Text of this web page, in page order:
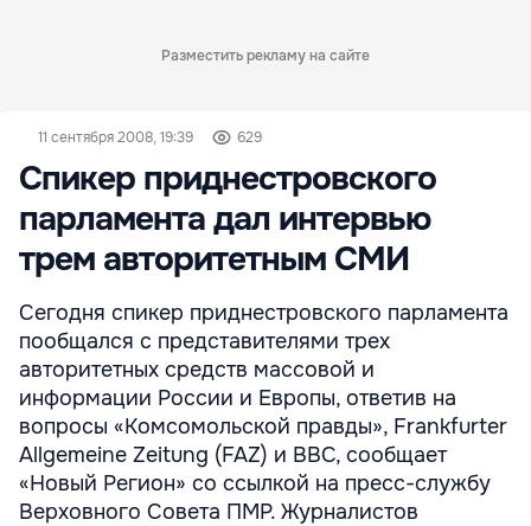
Разместить рекламу на сайте
11 сентября 2008, 19:39 629
Спикер приднестровского
парламента дал интервью
трем авторитетным СМИ
Сегодня спикер приднестровского парламента
пообщался с представителями трех
авторитетных средств массовой и
информации России и Европы, ответив на
вопросы «Комсомольской правды», Frankfurter
Allgemeine Zeitung (FAZ) и BBC, сообщает
«Новый Регион» со ссылкой на пресс-службу
Верховного Совета ПМР. Журналистов